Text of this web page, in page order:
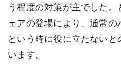
う程度の対策が主でした
ェアの登場により、通常
という時に役に立たない
います。